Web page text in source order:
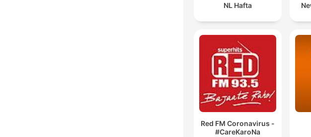
NL Hafta
Red FM Coronavirus -
#CareKaroNa